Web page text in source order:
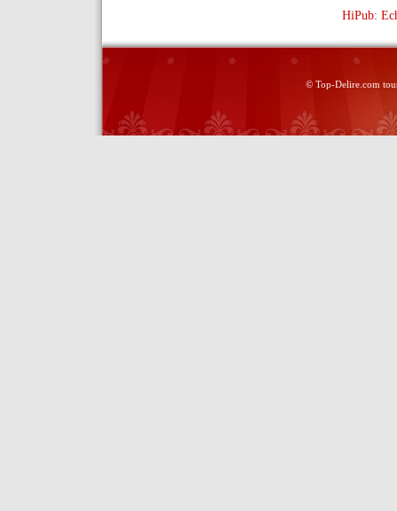
HiPub:
© Top-Delire.com